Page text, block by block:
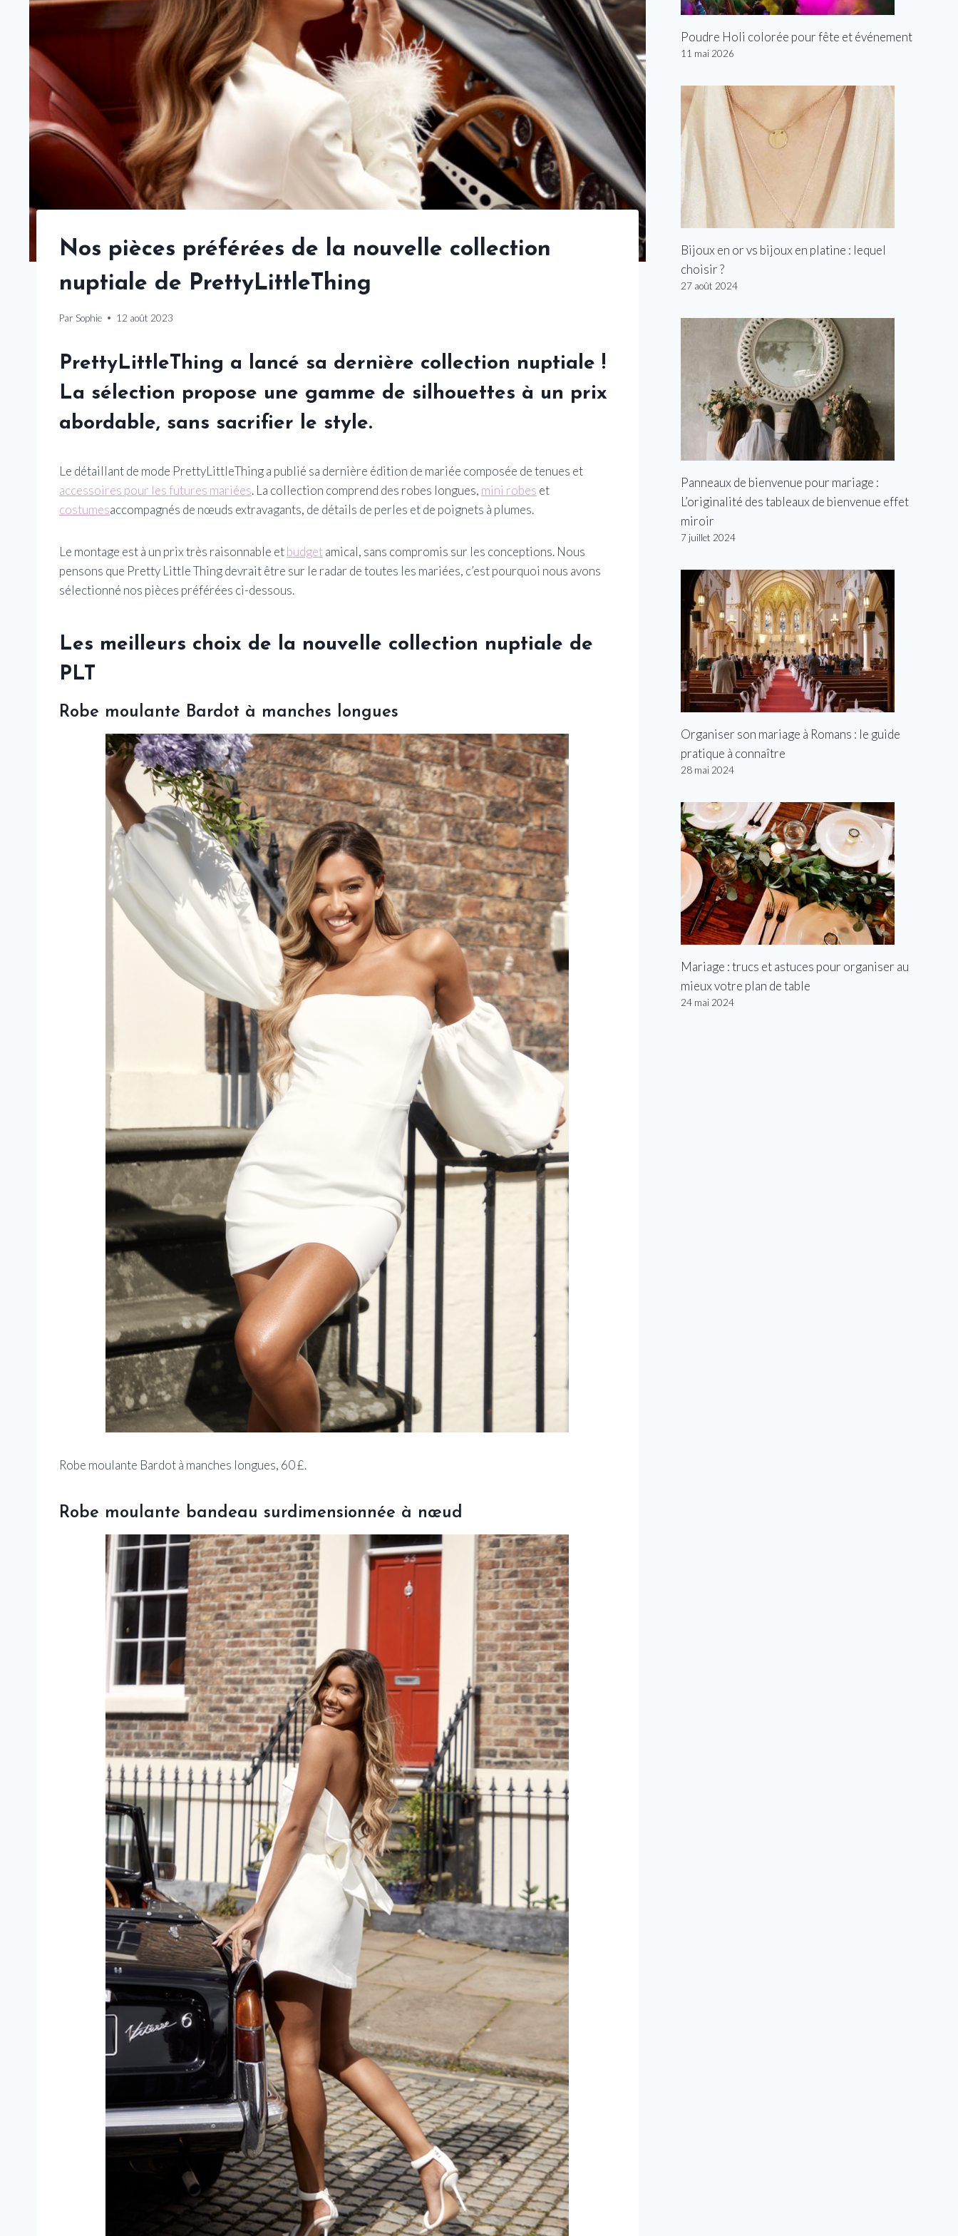
Nos pièces préférées de la nouvelle collection
nuptiale de PrettyLittleThing
Par Sophie 12 août 2023
PrettyLittleThing a lancé sa dernière collection nuptiale !
La sélection propose une gamme de silhouettes à un prix
abordable, sans sacrifier le style.
Le détaillant de mode PrettyLittleThing a publié sa dernière édition de mariée composée de tenues et
accessoires pour les futures mariées. La collection comprend des robes longues, mini robes et
costumesaccompagnés de nœuds extravagants, de détails de perles et de poignets à plumes.
Le montage est à un prix très raisonnable etbudgetamical, sans compromis sur les conceptions. Nous
pensons que Pretty Little Thing devrait être sur le radar de toutes les mariées, c’est pourquoi nous avons
sélectionné nos pièces préférées ci-dessous.
Les meilleurs choix de la nouvelle collection nuptiale de
PLT
Robe moulante Bardot à manches longues
Robe moulante Bardot à manches longues, 60 £.
Robe moulante bandeau surdimensionnée à nœud
Poudre Holi colorée pour fête et événement
11 mai 2026
Bijoux en or vs bijoux en platine : lequel
choisir ?
27 août 2024
Panneaux de bienvenue pour mariage :
L’originalité des tableaux de bienvenue effet
miroir
7 juillet 2024
Organiser son mariage à Romans : le guide
pratique à connaître
28 mai 2024
Mariage : trucs et astuces pour organiser au
mieux votre plan de table
24 mai 2024